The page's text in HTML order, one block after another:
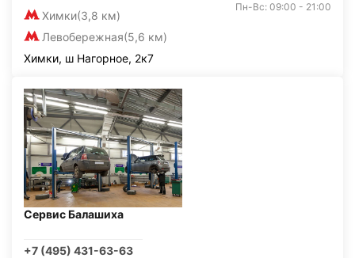
Химки(3,8 км)
Левобережная(5,6 км)
Пн-Вс: 09:00 - 21:00
Химки, ш Нагорное, 2к7
Сервис Балашиха
+7 (495) 431-63-63